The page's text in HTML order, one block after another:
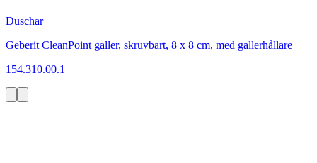
Duschar
Geberit CleanPoint galler, skruvbart, 8 x 8 cm, med gallerhållare
154.310.00.1